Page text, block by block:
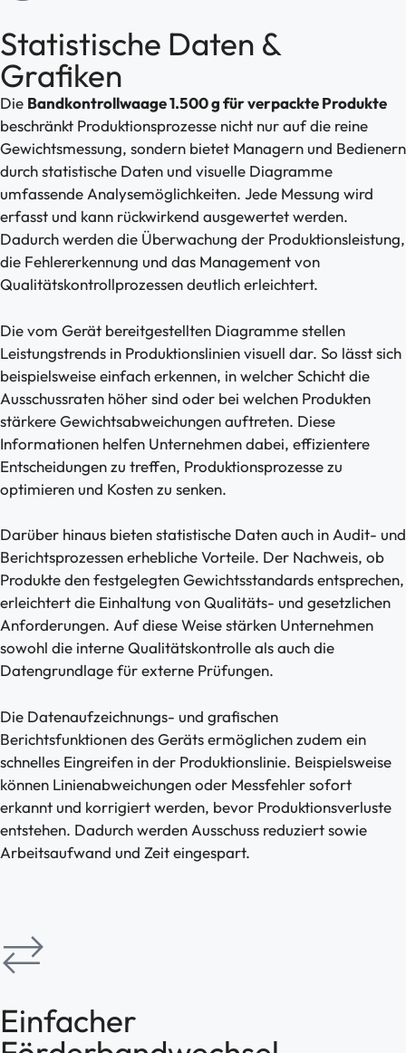
Statistische Daten &
Grafiken
Die Bandkontrollwaage 1.500 g für verpackte Produkte
beschränkt Produktionsprozesse nicht nur auf die reine
Gewichtsmessung, sondern bietet Managern und Bedienern
durch statistische Daten und visuelle Diagramme
umfassende Analysemöglichkeiten. Jede Messung wird
erfasst und kann rückwirkend ausgewertet werden.
Dadurch werden die Überwachung der Produktionsleistung,
die Fehlererkennung und das Management von
Qualitätskontrollprozessen deutlich erleichtert.
Die vom Gerät bereitgestellten Diagramme stellen
Leistungstrends in Produktionslinien visuell dar. So lässt sich
beispielsweise einfach erkennen, in welcher Schicht die
Ausschussraten höher sind oder bei welchen Produkten
stärkere Gewichtsabweichungen auftreten. Diese
Informationen helfen Unternehmen dabei, effizientere
Entscheidungen zu treffen, Produktionsprozesse zu
optimieren und Kosten zu senken.
Darüber hinaus bieten statistische Daten auch in Audit- und
Berichtsprozessen erhebliche Vorteile. Der Nachweis, ob
Produkte den festgelegten Gewichtsstandards entsprechen,
erleichtert die Einhaltung von Qualitäts- und gesetzlichen
Anforderungen. Auf diese Weise stärken Unternehmen
sowohl die interne Qualitätskontrolle als auch die
Datengrundlage für externe Prüfungen.
Die Datenaufzeichnungs- und grafischen
Berichtsfunktionen des Geräts ermöglichen zudem ein
schnelles Eingreifen in der Produktionslinie. Beispielsweise
können Linienabweichungen oder Messfehler sofort
erkannt und korrigiert werden, bevor Produktionsverluste
entstehen. Dadurch werden Ausschuss reduziert sowie
Arbeitsaufwand und Zeit eingespart.
Einfacher